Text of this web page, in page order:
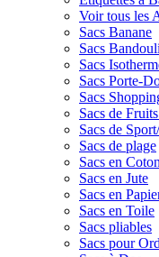
Voir tous les
Sacs Banane
Sacs
Sacs
Sacs Porte-
Sacs
Sacs de
Sacs de
Sacs de plage
Sacs en Coton
Sacs en Jute
Sacs en
Sacs en Toile
Sacs pliables
Sacs pour